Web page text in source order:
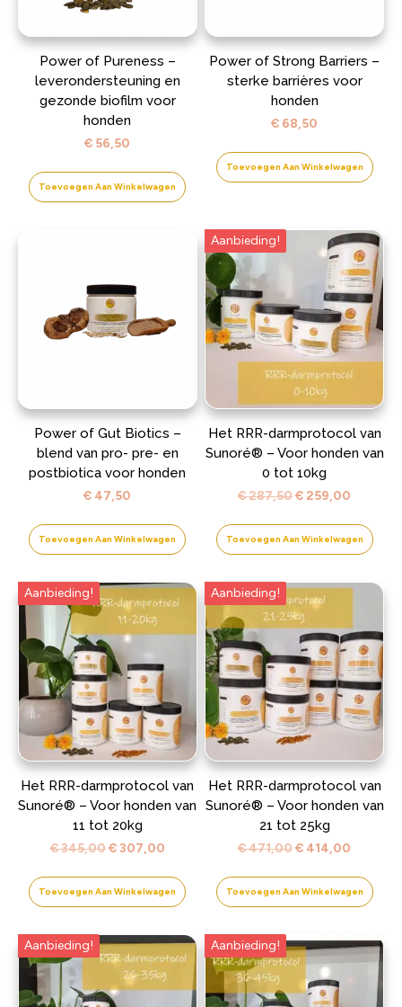
Power of Pureness –
leverondersteuning en
gezonde biofilm voor
honden
€ 56,50
Toevoegen Aan Winkelwagen
Power of Strong Barriers –
sterke barrières voor
honden
€ 68,50
Toevoegen Aan Winkelwagen
Power of Gut Biotics –
blend van pro- pre- en
postbiotica voor honden
€ 47,50
Toevoegen Aan Winkelwagen
Aanbieding!
Het RRR-darmprotocol van
Sunoré® – Voor honden van
0 tot 10kg
€287,50Oorspronkelijke
was:
€ 287,50.
€ 259,00
is:
€
Toevoegen Aan Winkelwagen
Aanbieding!
Het RRR-darmprotocol van
Sunoré® – Voor honden van
11 tot 20kg
€345,00Oorspronkelijke
was:
€ 345,00.
€307,00Huidige
is:
€ 307,00.
Toevoegen Aan Winkelwagen
Aanbieding!
Het RRR-darmprotocol van
Sunoré® – Voor honden van
21 tot 25kg
€471,00Oorspronkelijke
was:
€ 471,00.
€ 414,00
is:
€
Toevoegen Aan Winkelwagen
Aanbieding! Aanbieding!